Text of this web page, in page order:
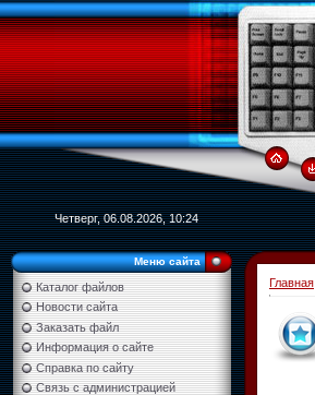
Четверг, 06.08.2026, 10:24
Меню сайта
Каталог файлов
Новости сайта
Заказать файл
Информация о сайте
Справка по сайту
Связь с администрацией
Главная